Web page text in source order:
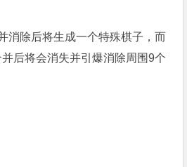
消除后将生成一个特殊棋子，而
后将会消失并引爆消除周围9个